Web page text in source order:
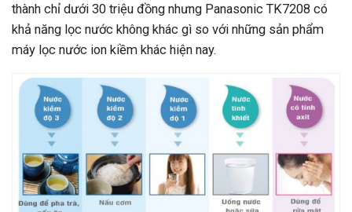
thành chỉ dưới 30 triệu đồng nhưng Panasonic TK7208 có
khả năng lọc nước không khác gì so với những sản phẩm
máy lọc nước ion kiềm khác hiện nay.